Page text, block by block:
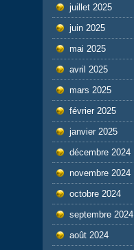
juillet 2025
juin 2025
mai 2025
avril 2025
mars 2025
février 2025
janvier 2025
décembre 2024
novembre 2024
octobre 2024
septembre 2024
août 2024